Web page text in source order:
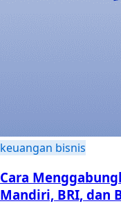
keuangan bisnis
Cara
Mandiri, BRI, dan